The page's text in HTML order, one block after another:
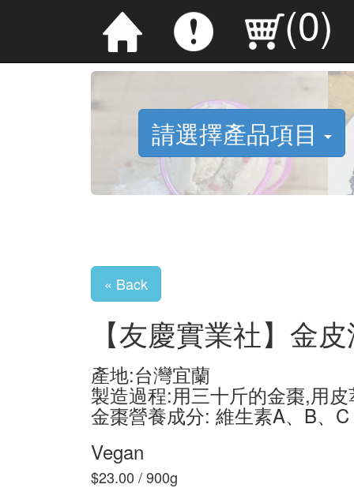
(0)
請選擇產品項目
« Back
【友慶實業社】金
產地:台灣宜蘭
製造過程:用三十斤的金棗,用
金棗營養成分: 維生素A、B、
Vegan
$23.00 / 900g